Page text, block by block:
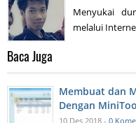
Menyukai
melalui
Baca Juga
Membuat dan
Dengan
10 Des 2018 - 0